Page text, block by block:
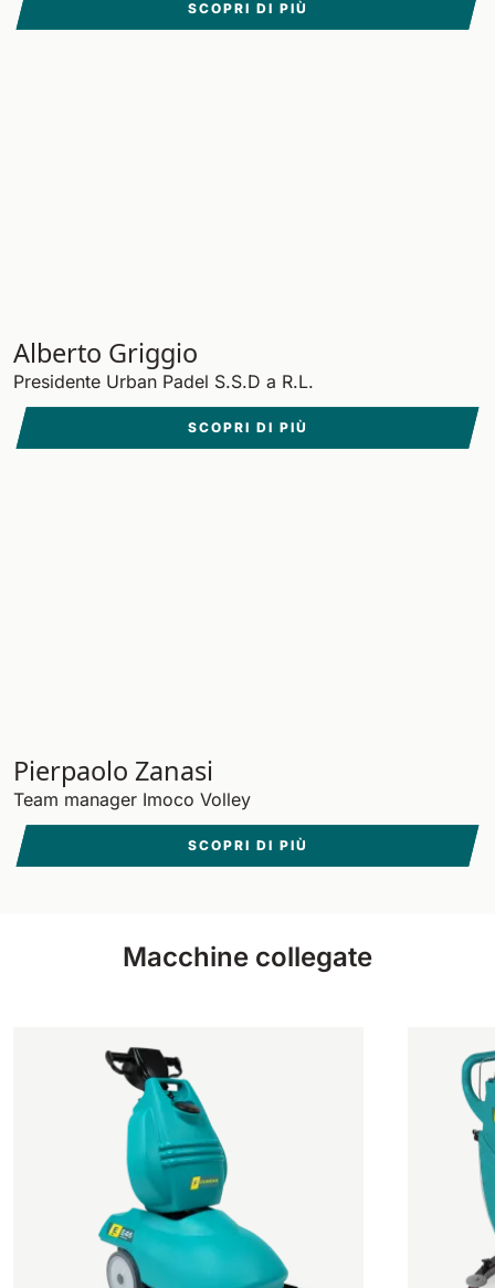
SCOPRI DI PIÙ
Alberto Griggio
Presidente Urban Padel S.S.D a R.L.
SCOPRI DI PIÙ
Pierpaolo Zanasi
Team manager Imoco Volley
SCOPRI DI PIÙ
Macchine collegate